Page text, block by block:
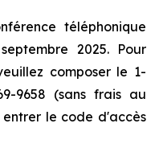
téléphonique
2025. Pour
composer le 1-
9658 (sans frais au
le code d'accès